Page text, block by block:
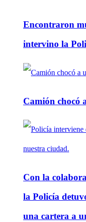
Encontraron
intervino la
Camión chocó
Con la
la Policía
una cartera a